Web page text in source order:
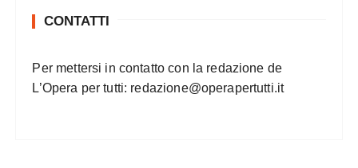
CONTATTI
Per mettersi in contatto con la redazione de
L’Opera per tutti: redazione@operapertutti.it